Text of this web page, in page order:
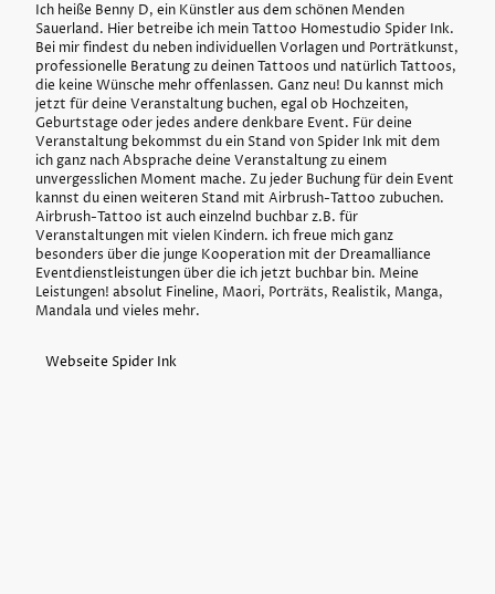
Ich heiße Benny D, ein Künstler aus dem schönen Menden
Sauerland. Hier betreibe ich mein Tattoo Homestudio Spider Ink.
Bei mir findest du neben individuellen Vorlagen und Porträtkunst,
professionelle Beratung zu deinen Tattoos und natürlich Tattoos,
die keine Wünsche mehr offenlassen. Ganz neu! Du kannst mich
jetzt für deine Veranstaltung buchen, egal ob Hochzeiten,
Geburtstage oder jedes andere denkbare Event. Für deine
Veranstaltung bekommst du ein Stand von Spider Ink mit dem
ich ganz nach Absprache deine Veranstaltung zu einem
unvergesslichen Moment mache. Zu jeder Buchung für dein Event
kannst du einen weiteren Stand mit Airbrush-Tattoo zubuchen.
Airbrush-Tattoo ist auch einzelnd buchbar z.B. für
Veranstaltungen mit vielen Kindern. ich freue mich ganz
besonders über die junge Kooperation mit der Dreamalliance
Eventdienstleistungen über die ich jetzt buchbar bin. Meine
Leistungen! absolut Fineline, Maori, Porträts, Realistik, Manga,
Mandala und vieles mehr.
Webseite Spider Ink